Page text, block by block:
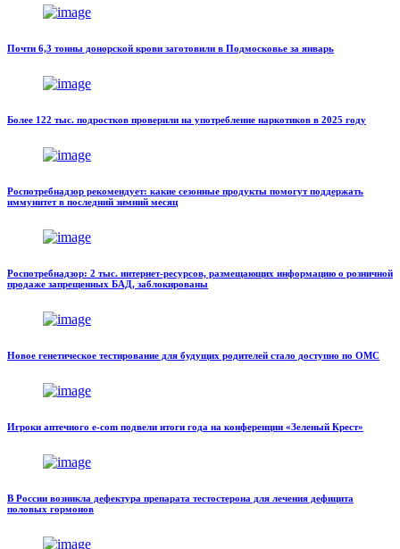
Почти 6,3 тонны донорской крови заготовили в Подмосковье за январь
Более 122 тыс. подростков проверили на употребление наркотиков в 2025 году
Роспотребнадзор рекомендует: какие сезонные продукты помогут поддержать
иммунитет в последний зимний месяц
Роспотребнадзор: 2 тыс. интернет-ресурсов, размещающих информацию о розничной
продаже запрещенных БАД, заблокированы
Новое генетическое тестирование для будущих родителей стало доступно по ОМС
Игроки аптечного e-com подвели итоги года на конференции «Зеленый Крест»
В России возникла дефектура препарата тестостерона для лечения дефицита
половых гормонов